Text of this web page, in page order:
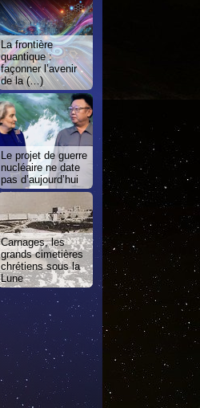
La frontière
quantique :
façonner l’avenir
de la (…)
Le projet de guerre
nucléaire ne date
pas d’aujourd’hui
Carnages, les
grands cimetières
chrétiens sous la
Lune